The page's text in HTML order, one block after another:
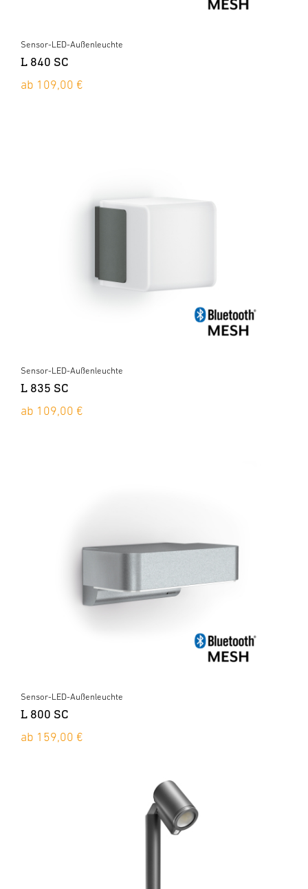
Sensor-LED-Außenleuchte
L 840 SC
ab 109,00 €
Sensor-LED-Außenleuchte
L 835 SC
ab 109,00 €
Sensor-LED-Außenleuchte
L 800 SC
ab 159,00 €